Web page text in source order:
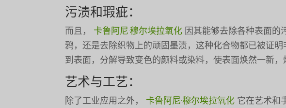
污渍和瑕疵：
而且， 卡鲁阿尼·穆尔埃拉氧化 因其能够去除各种表面的
鸦，还是去除织物上的顽固墨渍，这种化合物都已被证
到表面，分解导致变色的颜料或染料，使表面焕然一新，
艺术与工艺：
除了工业应用之外， 卡鲁阿尼·穆尔埃拉氧化 它在艺术和